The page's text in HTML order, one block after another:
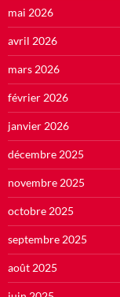
mai 2026
avril 2026
mars 2026
février 2026
janvier 2026
décembre 2025
novembre 2025
octobre 2025
septembre 2025
août 2025